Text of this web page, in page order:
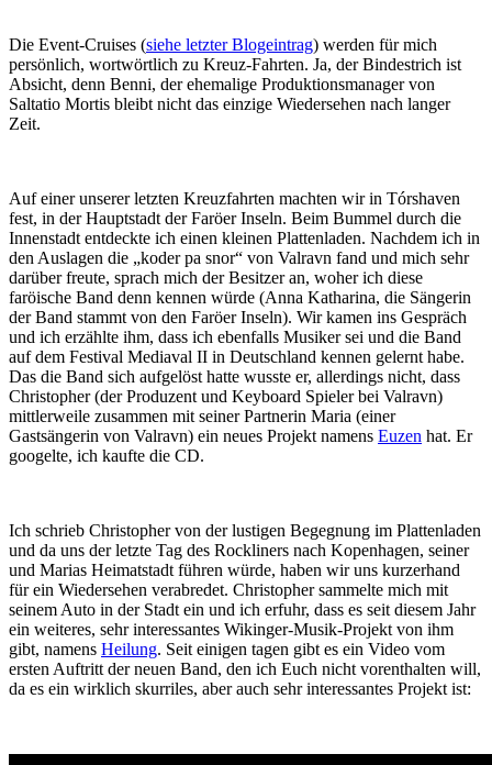
Die Event-Cruises (siehe letzter Blogeintrag) werden für mich
persönlich, wortwörtlich zu Kreuz-Fahrten. Ja, der Bindestrich ist
Absicht, denn Benni, der ehemalige Produktionsmanager von
Saltatio Mortis bleibt nicht das einzige Wiedersehen nach langer
Zeit.
Auf einer unserer letzten Kreuzfahrten machten wir in Tórshaven
fest, in der Hauptstadt der Faröer Inseln. Beim Bummel durch die
Innenstadt entdeckte ich einen kleinen Plattenladen. Nachdem ich in
den Auslagen die „koder pa snor“ von Valravn fand und mich sehr
darüber freute, sprach mich der Besitzer an, woher ich diese
faröische Band denn kennen würde (Anna Katharina, die Sängerin
der Band stammt von den Faröer Inseln). Wir kamen ins Gespräch
und ich erzählte ihm, dass ich ebenfalls Musiker sei und die Band
auf dem Festival Mediaval II in Deutschland kennen gelernt habe.
Das die Band sich aufgelöst hatte wusste er, allerdings nicht, dass
Christopher (der Produzent und Keyboard Spieler bei Valravn)
mittlerweile zusammen mit seiner Partnerin Maria (einer
Gastsängerin von Valravn) ein neues Projekt namens Euzen hat. Er
googelte, ich kaufte die CD.
Ich schrieb Christopher von der lustigen Begegnung im Plattenladen
und da uns der letzte Tag des Rockliners nach Kopenhagen, seiner
und Marias Heimatstadt führen würde, haben wir uns kurzerhand
für ein Wiedersehen verabredet. Christopher sammelte mich mit
seinem Auto in der Stadt ein und ich erfuhr, dass es seit diesem Jahr
ein weiteres, sehr interessantes Wikinger-Musik-Projekt von ihm
gibt, namens Heilung. Seit einigen tagen gibt es ein Video vom
ersten Auftritt der neuen Band, den ich Euch nicht vorenthalten will,
da es ein wirklich skurriles, aber auch sehr interessantes Projekt ist: